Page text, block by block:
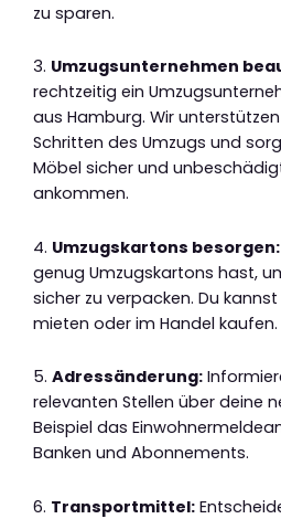
zu sparen.
3. Umzugsunternehmen
rechtzeitig ein
aus Hamburg. Wir
Schritten des Umzugs und
Möbel sicher und
ankommen.
4. Umzugskartons besorgen:
genug Umzugskartons hast,
sicher zu verpacken. Du
mieten oder im Handel kaufen.
5. Adressänderung:
relevanten Stellen über deine
Beispiel das
Banken und Abonnements.
6. Transportmittel: